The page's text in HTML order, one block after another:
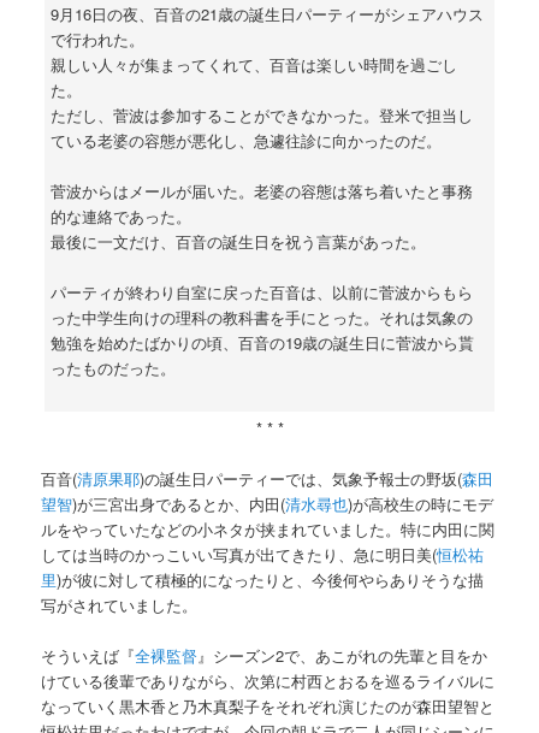
9月16日の夜、百音の21歳の誕生日パーティーがシェアハウス
で行われた。
親しい人々が集まってくれて、百音は楽しい時間を過ごし
た。
ただし、菅波は参加することができなかった。登米で担当し
ている老婆の容態が悪化し、急遽往診に向かったのだ。
菅波からはメールが届いた。老婆の容態は落ち着いたと事務
的な連絡であった。
最後に一文だけ、百音の誕生日を祝う言葉があった。
パーティが終わり自室に戻った百音は、以前に菅波からもら
った中学生向けの理科の教科書を手にとった。それは気象の
勉強を始めたばかりの頃、百音の19歳の誕生日に菅波から貰
ったものだった。
* * *
百音(清原果耶)の誕生日パーティーでは、気象予報士の野坂(森田
望智)が三宮出身であるとか、内田(清水尋也)が高校生の時にモデ
ルをやっていたなどの小ネタが挟まれていました。特に内田に関
しては当時のかっこいい写真が出てきたり、急に明日美(恒松祐
里)が彼に対して積極的になったりと、今後何やらありそうな描
写がされていました。
そういえば『全裸監督』シーズン2で、あこがれの先輩と目をか
けている後輩でありながら、次第に村西とおるを巡るライバルに
なっていく黒木香と乃木真梨子をそれぞれ演じたのが森田望智と